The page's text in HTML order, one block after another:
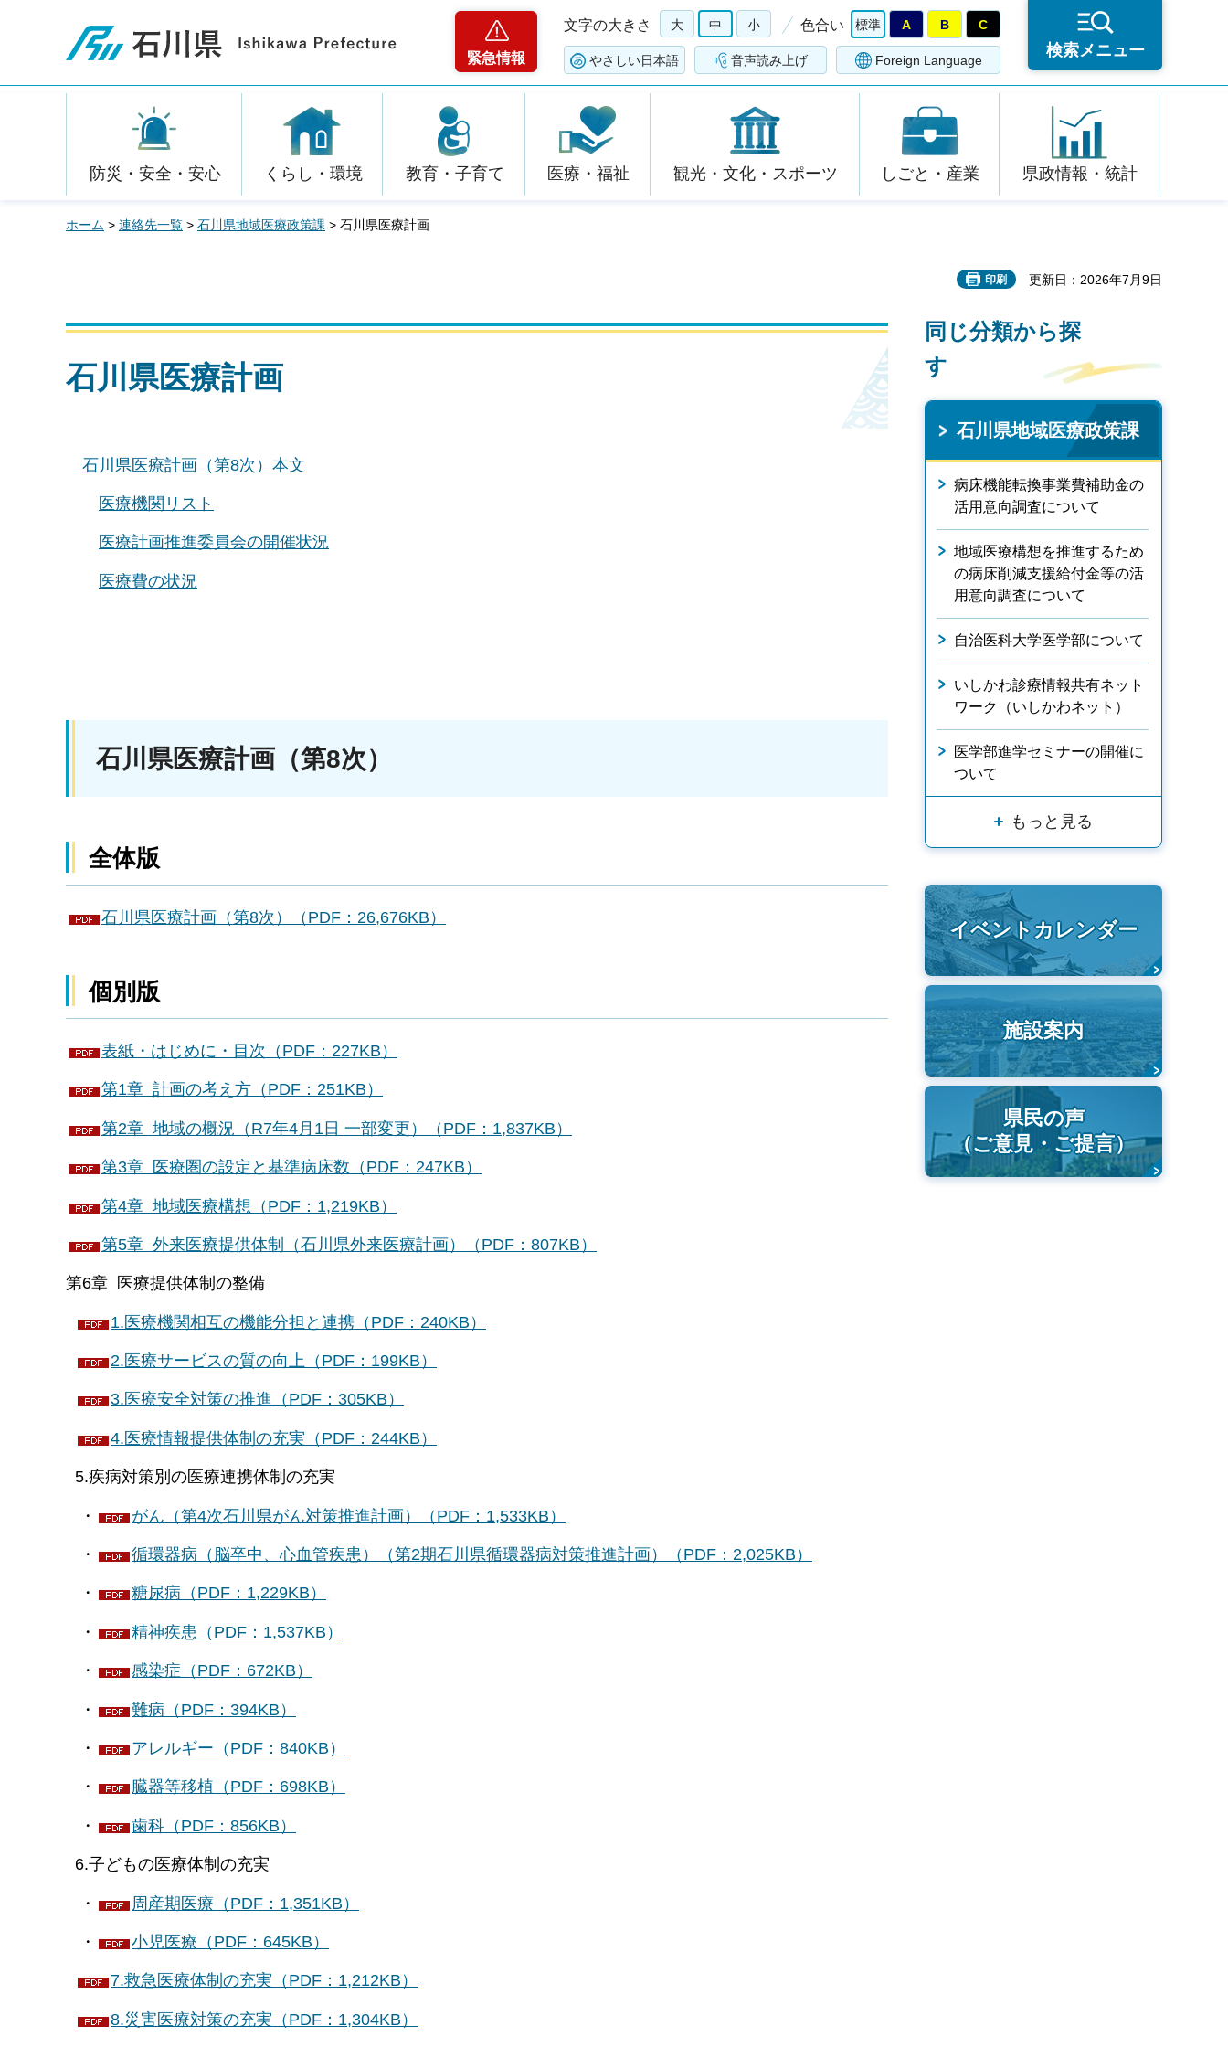
石川県
緊急情報
文字の大きさ 大 中 小 色合い 標準 A B C
やさしい日本語 音声読み上げ Foreign Language
検索メニュー
防災・安全・安心 くらし・環境 教育・子育て 医療・福祉 観光・文化・スポーツ しごと・産業 県政情報・統計
ホーム > 連絡先一覧 > 石川県地域医療政策課 > 石川県医療計画
印刷 更新日：2026年7月9日
石川県医療計画
石川県医療計画（第8次）本文
医療機関リスト
医療計画推進委員会の開催状況
医療費の状況
石川県医療計画（第8次）
全体版
石川県医療計画（第8次）（PDF：26,676KB）
個別版
表紙・はじめに・目次（PDF：227KB）
第1章 計画の考え方（PDF：251KB）
第2章 地域の概況（R7年4月1日 一部変更）（PDF：1,837KB）
第3章 医療圏の設定と基準病床数（PDF：247KB）
第4章 地域医療構想（PDF：1,219KB）
第5章 外来医療提供体制（石川県外来医療計画）（PDF：807KB）
第6章 医療提供体制の整備
1.医療機関相互の機能分担と連携（PDF：240KB）
2.医療サービスの質の向上（PDF：199KB）
3.医療安全対策の推進（PDF：305KB）
4.医療情報提供体制の充実（PDF：244KB）
5.疾病対策別の医療連携体制の充実
・ がん（第4次石川県がん対策推進計画）（PDF：1,533KB）
・ 循環器病（脳卒中、心血管疾患）（第2期石川県循環器病対策推進計画）（PDF：2,025KB）
・ 糖尿病（PDF：1,229KB）
・ 精神疾患（PDF：1,537KB）
・ 感染症（PDF：672KB）
・ 難病（PDF：394KB）
・ アレルギー（PDF：840KB）
・ 臓器等移植（PDF：698KB）
・ 歯科（PDF：856KB）
6.子どもの医療体制の充実
・ 周産期医療（PDF：1,351KB）
・ 小児医療（PDF：645KB）
7.救急医療体制の充実（PDF：1,212KB）
8.災害医療対策の充実（PDF：1,304KB）
同じ分類から探
す
石川県地域医療政策課
病床機能転換事業費補助金の
活用意向調査について
地域医療構想を推進するため
の病床削減支援給付金等の活
用意向調査について
自治医科大学医学部について
いしかわ診療情報共有ネット
ワーク（いしかわネット）
医学部進学セミナーの開催に
ついて
もっと見る
イベントカレンダー
施設案内
県民の声
（ご意見・ご提言）